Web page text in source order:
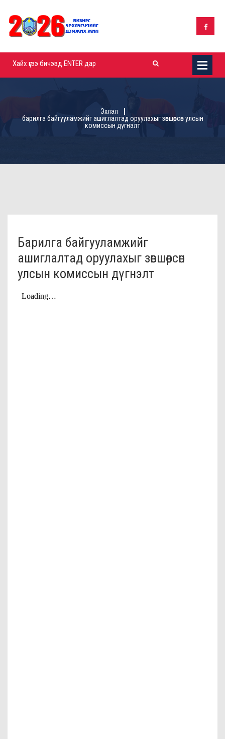
Эхлэл
барилга байгууламжийг ашиглалтад оруулахыг зөвшөөрсөн улсын
комиссын дүгнэлт
Барилга байгууламжийг
ашиглалтад оруулахыг зөвшөөрсөн
улсын комиссын дүгнэлт